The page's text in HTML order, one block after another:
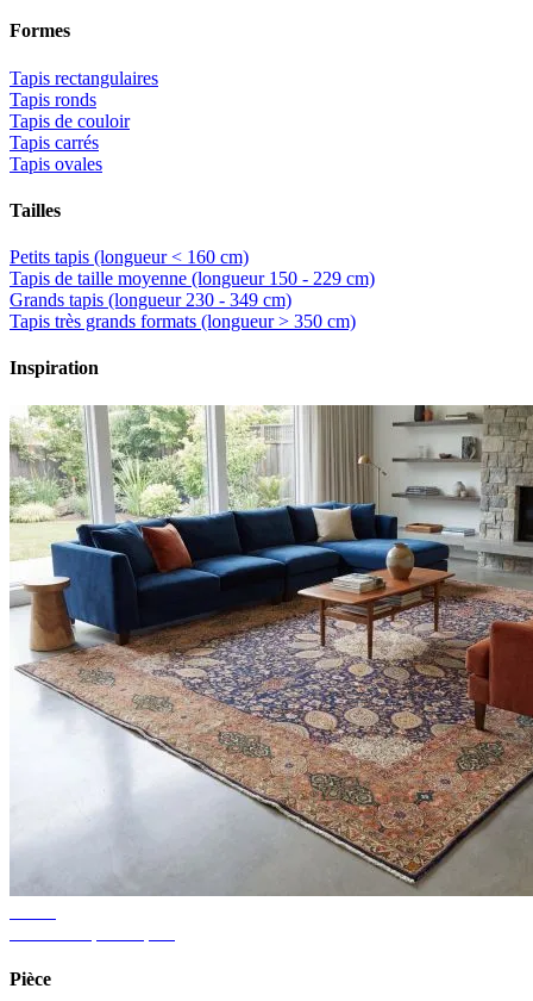
Formes
Tapis rectangulaires
Tapis ronds
Tapis de couloir
Tapis carrés
Tapis ovales
Tailles
Petits tapis (longueur < 160 cm)
Tapis de taille moyenne (longueur 150 - 229 cm)
Grands tapis (longueur 230 - 349 cm)
Tapis très grands formats (longueur > 350 cm)
Inspiration
Pièce